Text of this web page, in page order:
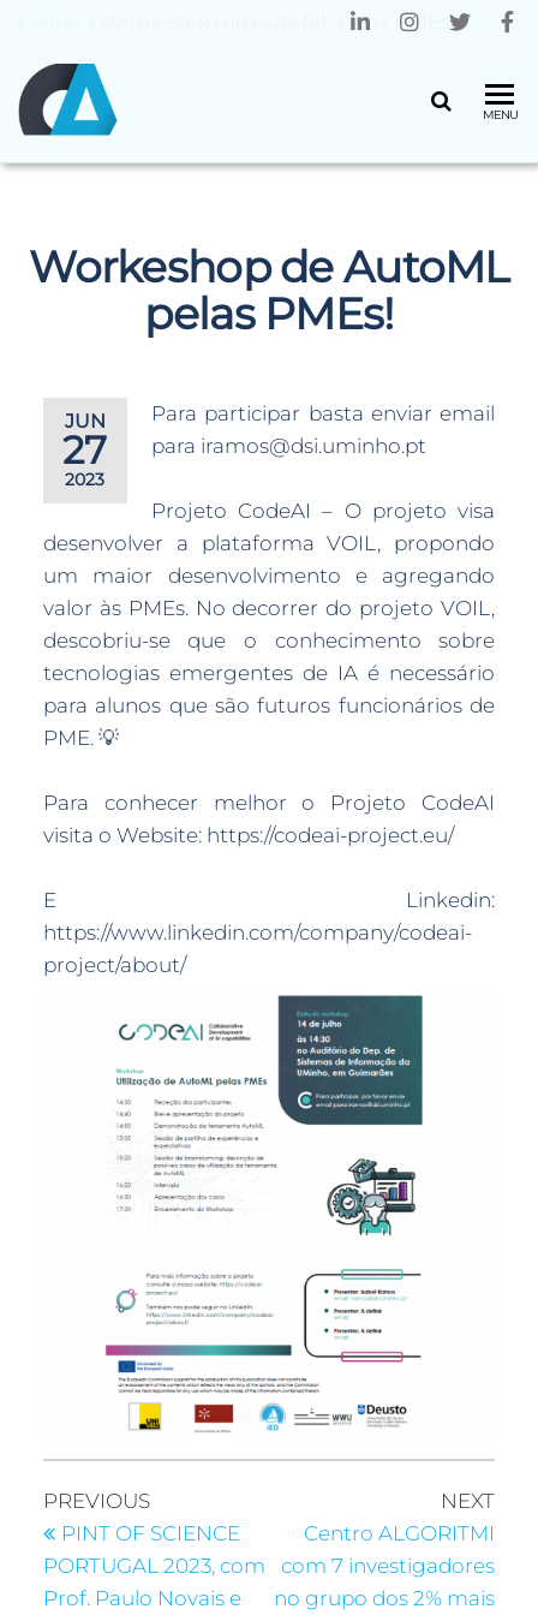
MENU
Workeshop de AutoML pelas PMEs!
Workeshop de AutoML
pelas PMEs!
JUN
27
2023
Para participar basta enviar email
para iramos@dsi.uminho.pt
Projeto CodeAI – O projeto visa
desenvolver a plataforma VOIL, propondo
um maior desenvolvimento e agregando
valor às PMEs. No decorrer do projeto VOIL,
descobriu-se que o conhecimento sobre
tecnologias emergentes de IA é necessário
para alunos que são futuros funcionários de
PME. 💡
Para conhecer melhor o Projeto CodeAI
visita o Website: https://codeai-project.eu/
E Linkedin:
https://www.linkedin.com/company/codeai-
project/about/
PREVIOUS
PINT OF SCIENCE
PORTUGAL 2023, com
Prof. Paulo Novais e
NEXT
Centro ALGORITMI
com 7 investigadores
no grupo dos 2% mais